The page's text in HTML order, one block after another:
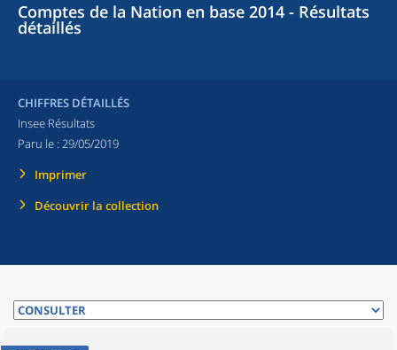
Comptes de la Nation en base 2014 - Résultats
détaillés
CHIFFRES DÉTAILLÉS
Insee Résultats
Paru le : 29/05/2019
Imprimer
Découvrir la collection